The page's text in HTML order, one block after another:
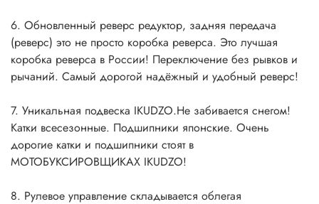
6. Обновленный реверс редуктор, задняя передача
(реверс) это не просто коробка реверса. Это лучшая
коробка реверса в России! Переключение без рывков и
рычаний. Самый дорогой надёжный и удобный реверс!
7. Уникальная подвеска IKUDZO.Не забивается снегом!
Катки всесезонные. Подшипники японские. Очень
дорогие катки и подшипники стоят в
МОТОБУКСИРОВЩИКАХ IKUDZO!
8. Рулевое управление складывается облегая